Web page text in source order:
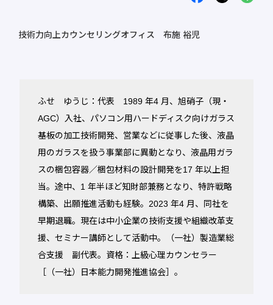
技術力向上カウンセリングオフィス 布施 裕児
ふせ ゆうじ：代表 1989 年4 月、旭硝子（現・
AGC）入社、パソコン用ハードディスク向けガラス
基板の加工技術開発、営業などに従事した後、液晶
用のガラスを扱う事業部に異動となり、液晶用ガラ
スの梱包容器／梱包材料の設計開発を17 年以上担
当。途中、1 年半ほど知財部兼務となり、特許戦略
構築、出願推進活動も経験。2023 年4 月、同社を
早期退職。現在は中小企業の技術支援や組織改革支
援、セミナー講師として活動中。（一社）製造業総
合支援 副代表。資格：上級心理カウンセラー
［（一社）日本能力開発推進協会］。